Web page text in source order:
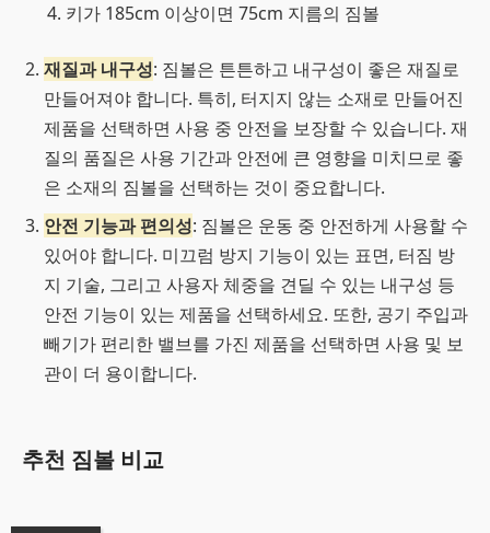
키가 185cm 이상이면 75cm 지름의 짐볼
재질과 내구성: 짐볼은 튼튼하고 내구성이 좋은 재질로
만들어져야 합니다. 특히, 터지지 않는 소재로 만들어진
제품을 선택하면 사용 중 안전을 보장할 수 있습니다. 재
질의 품질은 사용 기간과 안전에 큰 영향을 미치므로 좋
은 소재의 짐볼을 선택하는 것이 중요합니다.
안전 기능과 편의성: 짐볼은 운동 중 안전하게 사용할 수
있어야 합니다. 미끄럼 방지 기능이 있는 표면, 터짐 방
지 기술, 그리고 사용자 체중을 견딜 수 있는 내구성 등
안전 기능이 있는 제품을 선택하세요. 또한, 공기 주입과
빼기가 편리한 밸브를 가진 제품을 선택하면 사용 및 보
관이 더 용이합니다.
추천 짐볼 비교